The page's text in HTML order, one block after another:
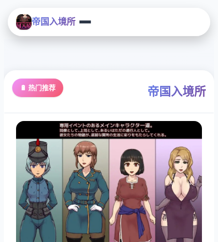
帝国入境所
🔋 热门推荐 帝国入境所